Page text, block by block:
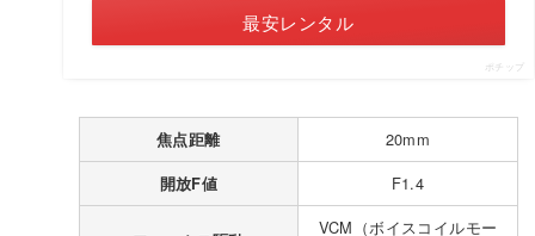
最安レンタル
ポチップ
焦点距離 20mm
開放F値 F1.4
VCM（ボイスコイルモー